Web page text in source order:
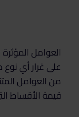
العوامل
على غرار أي
من العوامل
قيمة الأقساط